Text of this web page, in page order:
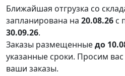
Ближайшая отгрузка со
запланирована на 20.08.26 с
30.09.26.
Заказы размещенныедо
указанные сроки. Просим
ваши заказы.